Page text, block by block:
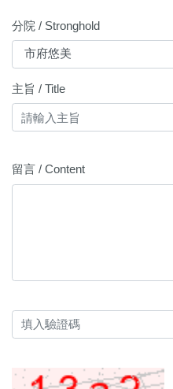
分院 / Stronghold
主旨 / Title
留言 / Content